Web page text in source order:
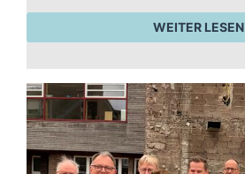
WEITER LESEN